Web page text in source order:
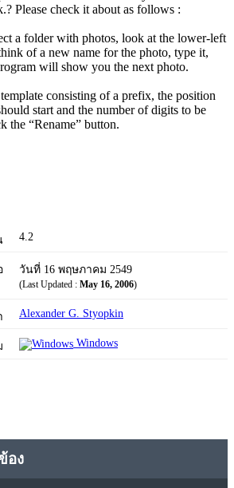
Please check it about as follows :
a folder with photos, look at the lower-left
of a new name for the photo, type it,
will show you the next photo.
consisting of a prefix, the position
start and the number of digits to be
the “Rename” button.
4.2
วันที่ 16 พฤษภาคม 2549
(Last Updated : May 16, 2006)
Alexander G. Styopkin
Windows
อง